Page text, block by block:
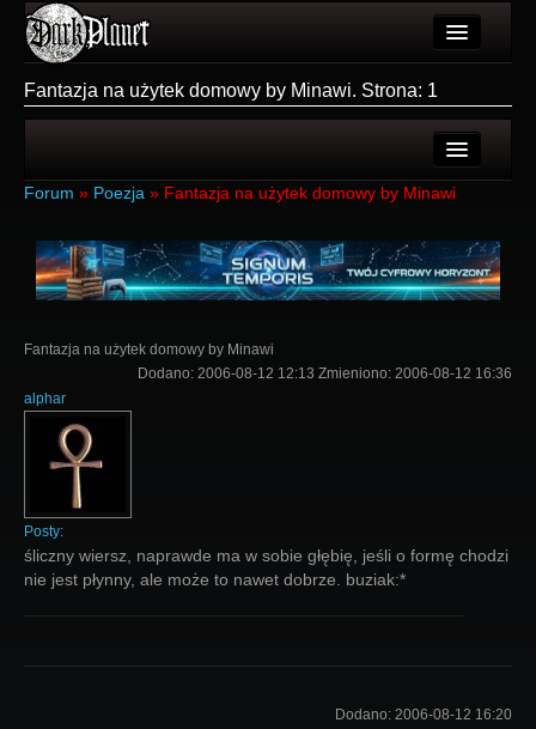
Użytkownicy
Forum
Login
Fantazja na użytek domowy by Minawi. Strona: 1
Ostatnie tematy
Nowe tematy
Login
Forum » Poezja » Fantazja na użytek domowy by Minawi
Fantazja na użytek domowy by Minawi
Dodano: 2006-08-12 12:13 Zmieniono: 2006-08-12 16:36
alphar
Posty:
śliczny wiersz, naprawde ma w sobie głębię, jeśli o formę chodzi
nie jest płynny, ale może to nawet dobrze. buziak:*
Dodano: 2006-08-12 16:20